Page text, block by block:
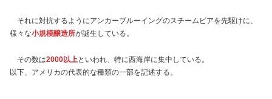
それに対抗するようにアンカーブルーイングのスチームビアを先駆けに、
様々な小規模醸造所が誕生している。
その数は2000以上といわれ、特に西海岸に集中している。
以下、アメリカの代表的な種類の一部を記述する。